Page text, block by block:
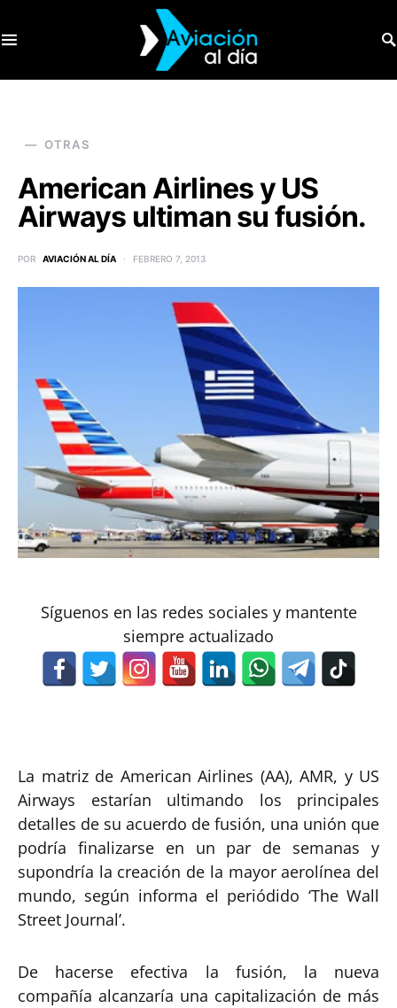
OTRAS
American Airlines y US
Airways ultiman su fusión.
POR AVIACIÓN AL DÍA FEBRERO 7, 2013
Síguenos en las redes sociales y mantente
siempre actualizado
La matriz de American Airlines (AA), AMR, y US
Airways estarían ultimando los principales
detalles de su acuerdo de fusión, una unión que
podría finalizarse en un par de semanas y
supondría la creación de la mayor aerolínea del
mundo, según informa el periódido ‘The Wall
Street Journal’.
De hacerse efectiva la fusión, la nueva
compañía alcanzaría una capitalización de más